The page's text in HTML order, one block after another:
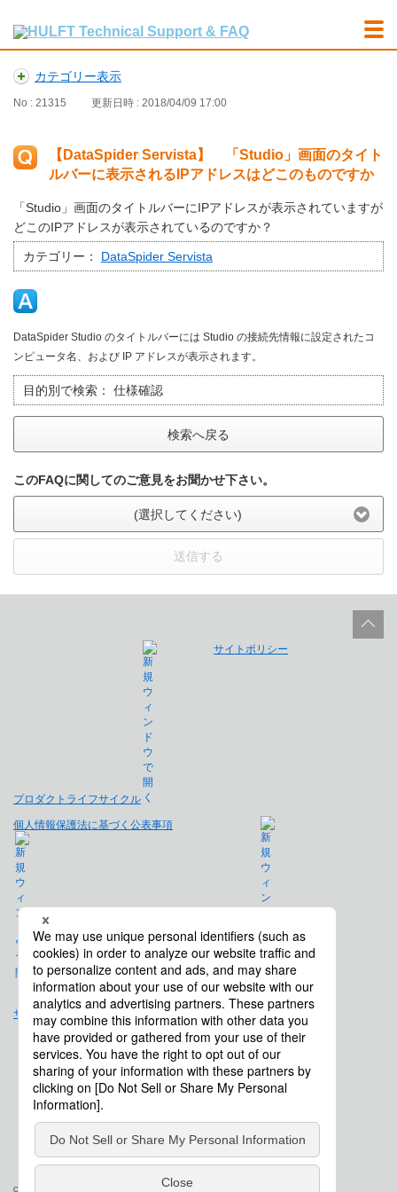
カテゴリー表示
No : 21315 更新日時 : 2018/04/09 17:00
【DataSpider Servista】 「Studio」画面のタイト
ルバーに表示されるIPアドレスはどこのものですか
「Studio」画面のタイトルバーにIPアドレスが表示されていますが
どこのIPアドレスが表示されているのですか？
カテゴリー： DataSpider Servista
DataSpider Studio のタイトルバーには Studio の接続先情報に設定されたコ
ンピュータ名、および IP アドレスが表示されます。
目的別で検索： 仕様確認
検索へ戻る
このFAQに関してのご意見をお聞かせ下さい。
(選択してください)
送信する
プロダクトライフサイクル
サイトポリシー
個人情報保護法に基づく公表事項
免責事項
サイトマップ
会社概要
Copyright © Saison Technology Co., Ltd. All Rights Reserved.